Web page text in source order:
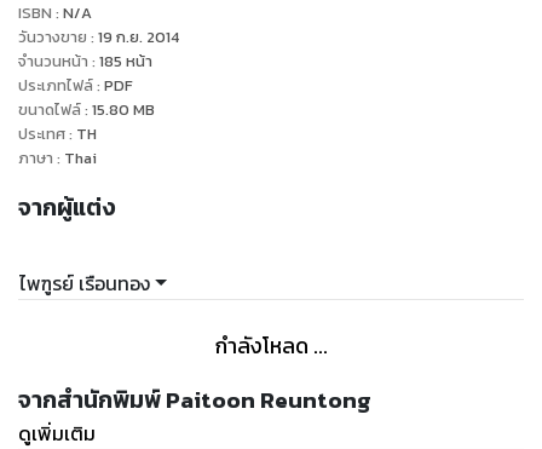
ISBN : N/A
วันวางขาย : 19 ก.ย. 2014
จำนวนหน้า : 185 หน้า
ประเภทไฟล์: PDF
ขนาดไฟล์: 15.80 MB
ประเทศ: TH
ภาษา : Thai
จากผู้แต่ง
ไพฑูรย์ เรือนทอง
กำลังโหลด ...
จากสำนักพิมพ์ Paitoon Reuntong
ดูเพิ่มเติม